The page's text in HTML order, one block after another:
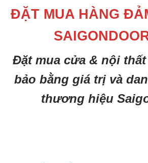
ĐẶT MUA HÀNG
Đặt mua cửa & nội
bảo bằng giá trị và
thương hiệu